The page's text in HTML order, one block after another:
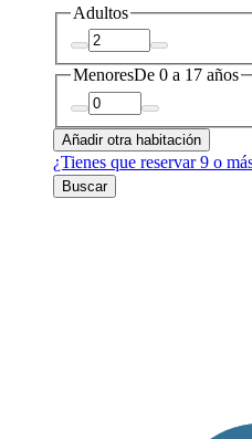
Adultos
MenoresDe 0 a 17 años
Añadir otra habitación
¿Tienes que reservar 9 o
Buscar